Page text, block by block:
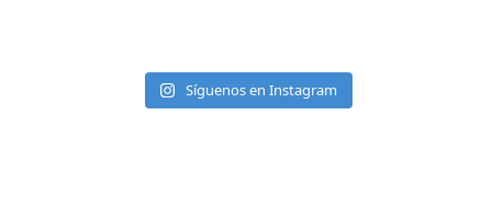
Síguenos en Instagram